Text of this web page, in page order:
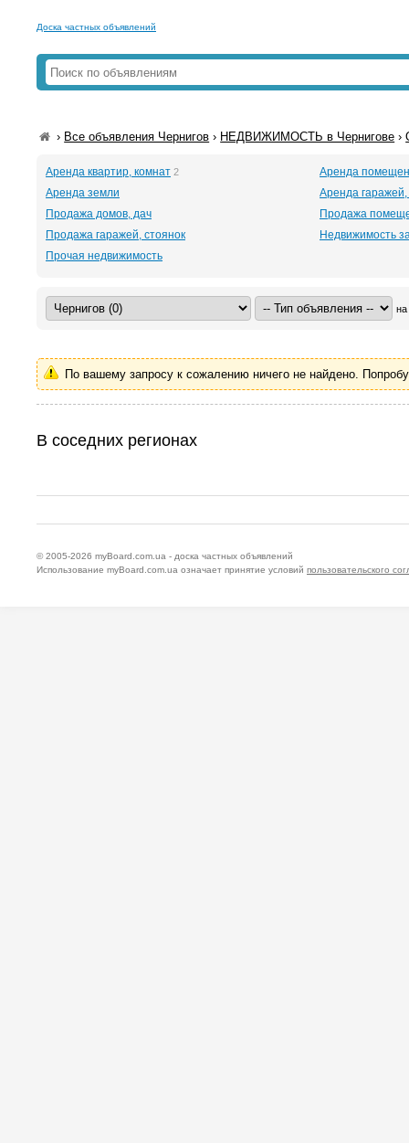
Доска частных объявлений
› Все объявления Чернигов › НЕДВИЖИМОСТЬ в Чернигове ›
Аренда квартир, комнат 2
Аренда
Аренда земли
Аренда гаражей,
Продажа домов, дач
Продажа
Продажа гаражей, стоянок
Недвижимость
Прочая недвижимость
на
По вашему запросу к сожалению ничего не найдено.
В соседних регионах
© 2005-2026 myBoard.com.ua - доска частных объявлений
Использование myBoard.com.ua означает принятие условий пользовательского